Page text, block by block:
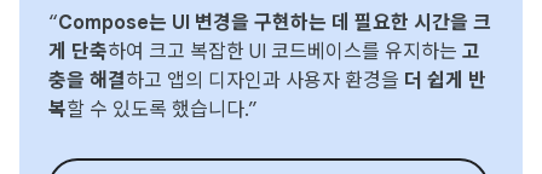
“Compose는 UI 변경을 구현하는 데 필요한 시간을 크
게 단축하여 크고 복잡한 UI 코드베이스를 유지하는 고
충을 해결하고 앱의 디자인과 사용자 환경을 더 쉽게 반
복할 수 있도록 했습니다.”